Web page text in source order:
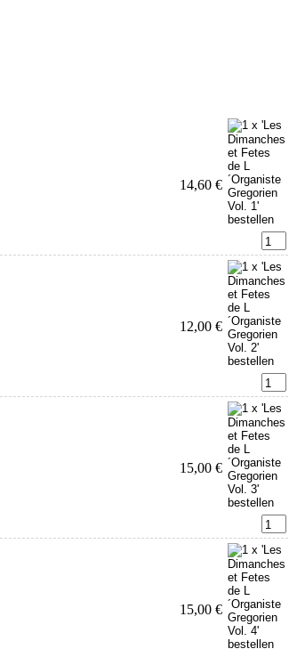
14,60 €
12,00 €
15,00 €
15,00 €